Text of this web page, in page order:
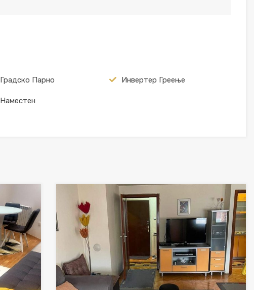
Градско Парно Инвертер Греење
Наместен